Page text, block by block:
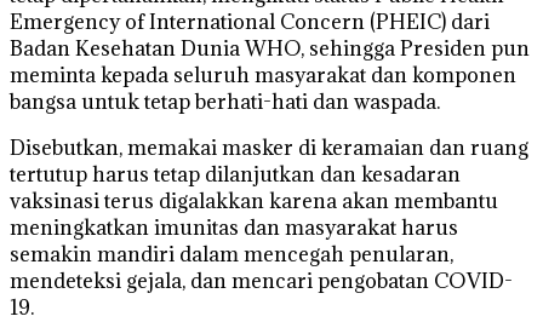
Emergency of International Concern (PHEIC) dari
Badan Kesehatan Dunia WHO, sehingga Presiden pun
meminta kepada seluruh masyarakat dan komponen
bangsa untuk tetap berhati-hati dan waspada.
Disebutkan, memakai masker di keramaian dan ruang
tertutup harus tetap dilanjutkan dan kesadaran
vaksinasi terus digalakkan karena akan membantu
meningkatkan imunitas dan masyarakat harus
semakin mandiri dalam mencegah penularan,
mendeteksi gejala, dan mencari pengobatan COVID-
19.